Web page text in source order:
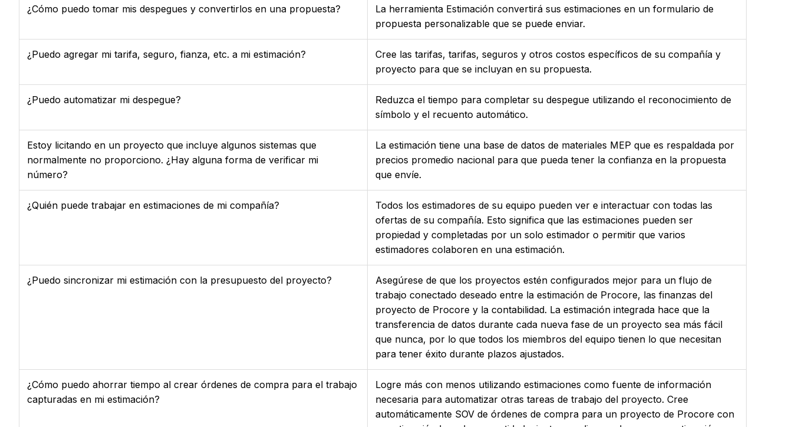
¿Cómo puedo tomar mis despegues y convertirlos en una propuesta?
La herramienta Estimación convertirá sus estimaciones en un formulario de
propuesta personalizable que se puede enviar.
¿Puedo agregar mi tarifa, seguro, fianza, etc. a mi estimación?
Cree las tarifas, tarifas, seguros y otros costos específicos de su compañía y
proyecto para que se incluyan en su propuesta.
¿Puedo automatizar mi despegue?
Reduzca el tiempo para completar su despegue utilizando el reconocimiento de
símbolo y el recuento automático.
Estoy licitando en un proyecto que incluye algunos sistemas que
normalmente no proporciono. ¿Hay alguna forma de verificar mi
número?
La estimación tiene una base de datos de materiales MEP que es respaldada por
precios promedio nacional para que pueda tener la confianza en la propuesta
que envíe.
¿Quién puede trabajar en estimaciones de mi compañía?
Todos los estimadores de su equipo pueden ver e interactuar con todas las
ofertas de su compañía. Esto significa que las estimaciones pueden ser
propiedad y completadas por un solo estimador o permitir que varios
estimadores colaboren en una estimación.
¿Puedo sincronizar mi estimación con la presupuesto del proyecto?
Asegúrese de que los proyectos estén configurados mejor para un flujo de
trabajo conectado deseado entre la estimación de Procore, las finanzas del
proyecto de Procore y la contabilidad. La estimación integrada hace que la
transferencia de datos durante cada nueva fase de un proyecto sea más fácil
que nunca, por lo que todos los miembros del equipo tienen lo que necesitan
para tener éxito durante plazos ajustados.
¿Cómo puedo ahorrar tiempo al crear órdenes de compra para el trabajo
capturadas en mi estimación?
Logre más con menos utilizando estimaciones como fuente de información
necesaria para automatizar otras tareas de trabajo del proyecto. Cree
automáticamente SOV de órdenes de compra para un proyecto de Procore con